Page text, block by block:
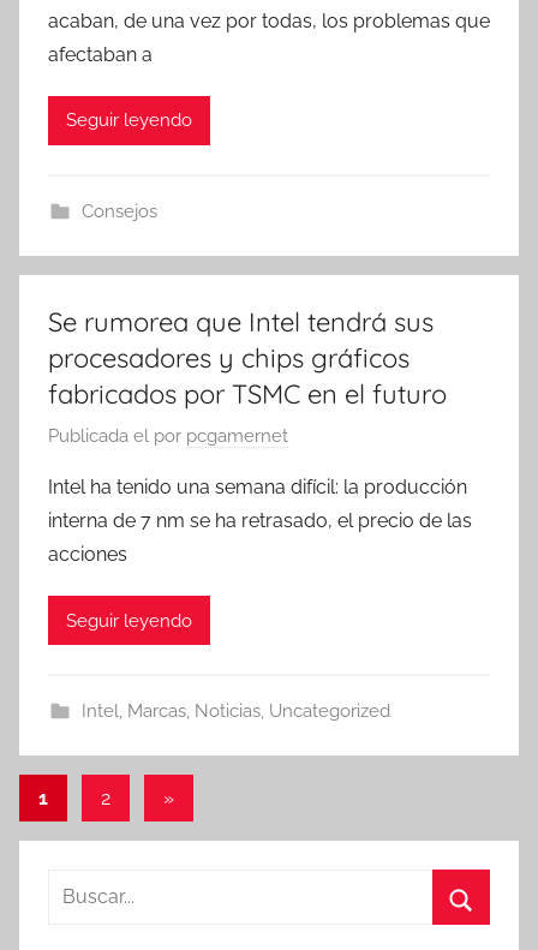
acaban, de una vez por todas, los problemas que
afectaban a
Seguir leyendo
Consejos
Se rumorea que Intel tendrá sus
procesadores y chips gráficos
fabricados por TSMC en el futuro
Publicada el por pcgamernet
Intel ha tenido una semana difícil: la producción
interna de 7 nm se ha retrasado, el precio de las
acciones
Seguir leyendo
Intel, Marcas, Noticias, Uncategorized
Paginación
de
entradas
1 2
Entradas
»
Buscar: